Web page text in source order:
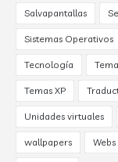
Salvapantallas
Sistemas Operativos
Tecnología
Temas XP
Unidades virtuales
wallpapers